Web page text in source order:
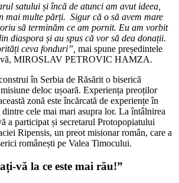
satului și încă de atunci am avut ideea,
mai multe părți. Sigur că o să avem mare
să terminăm ce am pornit. Eu am vorbit
diaspora și au spus că vor să dea donații.
ceva fonduri”, mai spune președintele
MIROSLAV PETROVIC HAMZA.
în Serbia de Răsărit o biserică
deloc ușoară. Experiența preoților
zonă este încărcată de experiențe în
cele mai mari asupra lor. La întâlnirea
a participat și secretarul Protopopiatului
Ripensis, un preot misionar român, care a
românești pe Valea Timocului.
vă la ce este mai rău!”